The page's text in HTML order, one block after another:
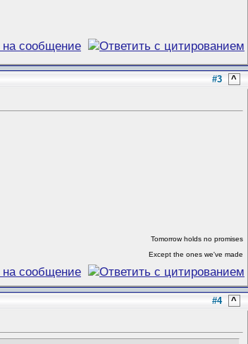
#3 ^
Tomorrow holds no promises
Except the ones we've made
#4 ^